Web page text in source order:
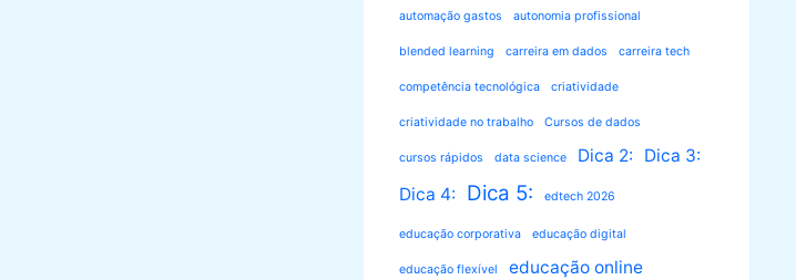
automação gastos autonomia profissional
blended learning carreira em dados carreira tech
competência tecnológica criatividade
criatividade no trabalho Cursos de dados
cursos rápidos data science Dica 2:
Dica 3:
Dica 4:
Dica 5: edtech 2026
educação corporativa educação digital
educação flexível educação online